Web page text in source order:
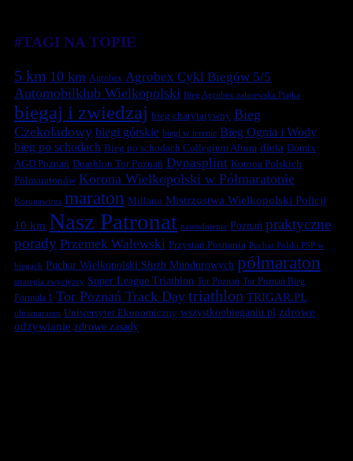
#TAGI NA TOPIE
5 km 10 km Agrobex Agrobex Cykl Biegów 5/5
Automobilklub Wielkopolski Bieg Agrobex zalasewska Piątka
biegaj i zwiedzaj bieg charytatywny Bieg
Czekoladowy biegi górskie biegi w terenie Bieg Ognia i Wody
bieg po schodach Bieg po schodach Collegium Altum dieta Domix
AGD Poznań Duathlon Tor Poznań Dynasplint Korona Polskich
Półmaratonów Korona Wielkopolski w Półmaratonie
Koronawirus maraton Millano Mistrzostwa Wielkopolski Policji
10 km Nasz Patronat nawodnienie Poznań praktyczne
porady Przemek Walewski Przystań Posnania Puchar Polski PSP w
biegach Puchar Wielkopolski Służb Mundurowych półmaraton
strategia zwycięzcy Super League Triathlon Tor Poznań Tor Poznań Bieg
Formuła 1 Tor Poznań Track Day triathlon TRIGAR.PL
ultramaraton Uniwersytet Ekonomiczny wszystkoobieganiu.pl zdrowe
odżywianie zdrowe zasady